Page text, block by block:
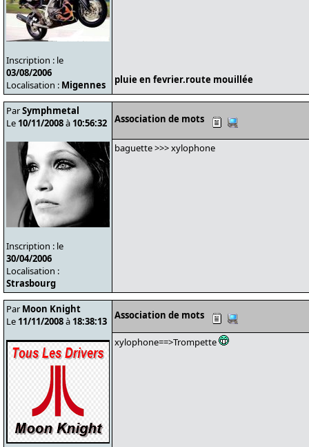
Inscription : le
03/08/2006
Localisation : Migennes pluie en fevrier.route mouillée
ParSymphmetal
Le 10/11/2008à 10:56:32
Inscription : le
30/04/2006
Localisation :
Strasbourg
Association de mots
baguette >>> xylophone
Par Moon Knight
Le 11/11/2008à 18:38:13 Association de mots
xylophone==>Trompette